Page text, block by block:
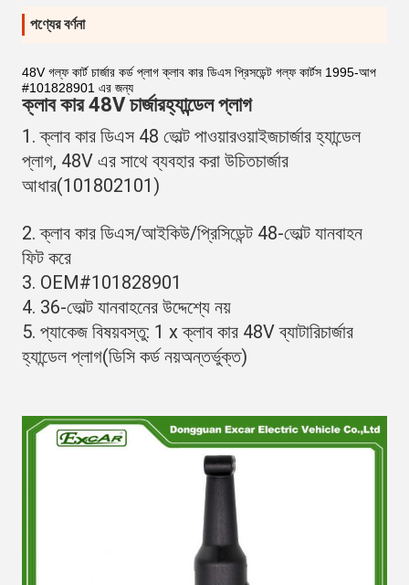
পণ্যের বর্ণনা
48V গল্ফ কার্ট চার্জার কর্ড প্লাগ ক্লাব কার ডিএস প্রিসডেন্ট গল্ফ কার্টস 1995-আপ
#101828901 এর জন্য
ক্লাব কার 48V চার্জারহ্যান্ডেল প্লাগ
1. ক্লাব কার ডিএস 48 ভোল্ট পাওয়ারওয়াইজচার্জার হ্যান্ডেল
প্লাগ, 48V এর সাথে ব্যবহার করা উচিতচার্জার
আধার(101802101)
2. ক্লাব কার ডিএস/আইকিউ/প্রিসিডেন্ট 48-ভোল্ট যানবাহন
ফিট করে
3. OEM#101828901
4. 36-ভোল্ট যানবাহনের উদ্দেশ্যে নয়
5. প্যাকেজ বিষয়বস্তু: 1 x ক্লাব কার 48V ব্যাটারিচার্জার
হ্যান্ডেল প্লাগ(ডিসি কর্ড নয়অন্তর্ভুক্ত)